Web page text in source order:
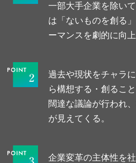
一部大手企業を除い
は「ないものを創る
ーマンスを劇的に向上
過去や現状をチャラ
ら構想する・創るこ
闊達な議論が行われ
が見えてくる。
企業変革の主体性を